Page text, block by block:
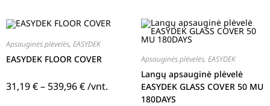
Apsauginės plėvelės, EASYDEK
EASYDEK FLOOR COVER
31,19€– 539,96€/vnt.
Apsauginės plėvelės, EASYDEK
Langų apsauginė plėvelė
EASYDEK GLASS COVER 50 MU
180DAYS